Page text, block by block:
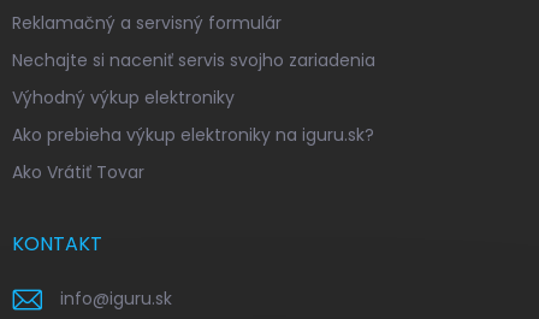
Reklamačný a servisný formulár
Nechajte si naceniť servis svojho zariadenia
Výhodný výkup elektroniky
Ako prebieha výkup elektroniky na iguru.sk?
Ako Vrátiť Tovar
KONTAKT
info@iguru.sk